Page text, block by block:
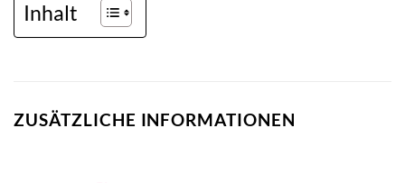
Inhalt
ZUSÄTZLICHE INFORMATIONEN